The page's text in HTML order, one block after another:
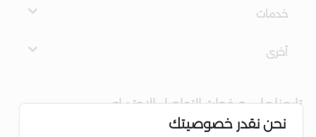
خدمات
أخرى
تابعنا على صفحات التواصل الاجتماعي
نحن نقدر خصوصيتك